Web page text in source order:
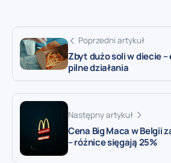
Poprzedni artykuł
Zbyt dużo soli w diecie
pilne działania
Następny artykuł
Cena Big Maca w Belgii
– różnice sięgają 25%